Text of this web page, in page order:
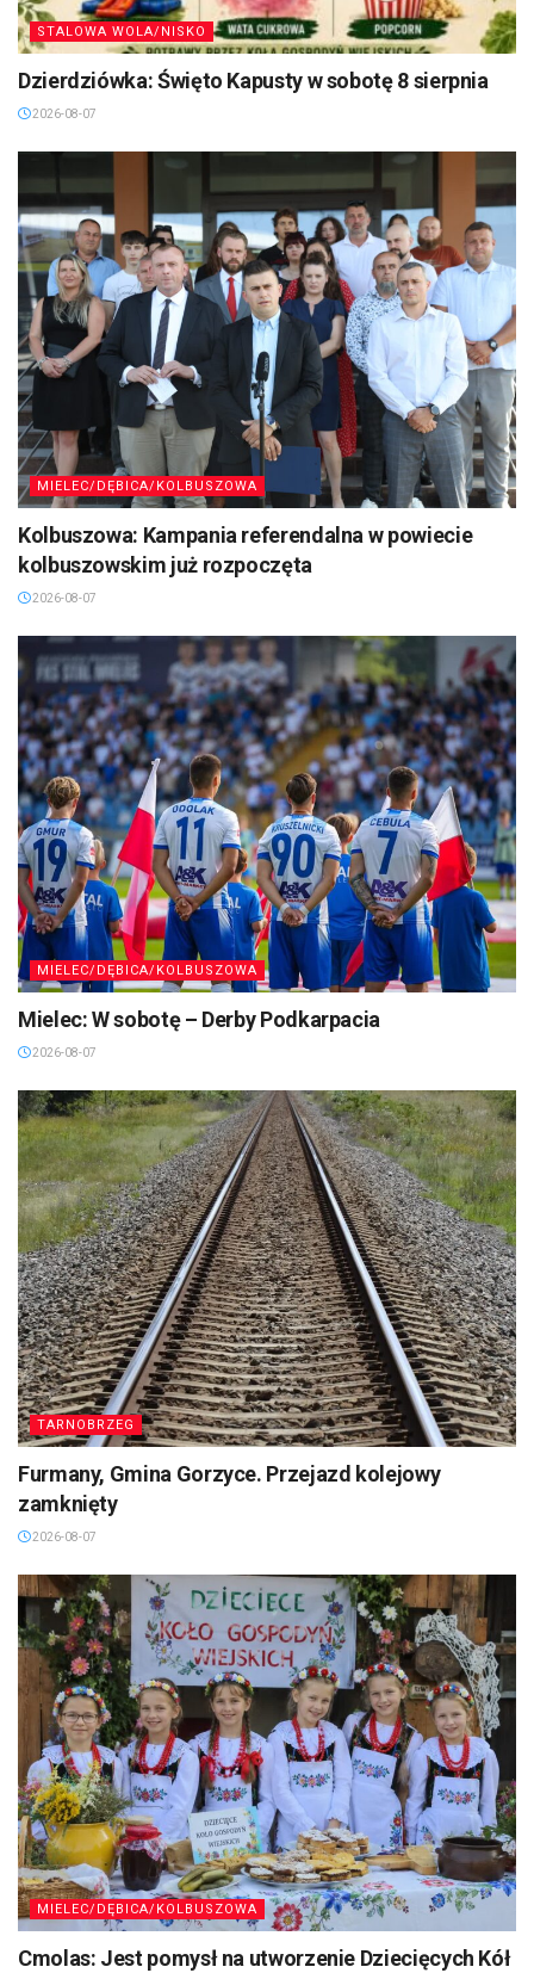
STALOWA WOLA/NISKO
Dzierdziówka: Święto Kapusty w sobotę 8 sierpnia
2026-08-07
MIELEC/DĘBICA/KOLBUSZOWA
Kolbuszowa: Kampania referendalna w powiecie
kolbuszowskim już rozpoczęta
2026-08-07
MIELEC/DĘBICA/KOLBUSZOWA
Mielec: W sobotę – Derby Podkarpacia
2026-08-07
TARNOBRZEG
Furmany, Gmina Gorzyce. Przejazd kolejowy
zamknięty
2026-08-07
MIELEC/DĘBICA/KOLBUSZOWA
Cmolas: Jest pomysł na utworzenie Dziecięcych Kół